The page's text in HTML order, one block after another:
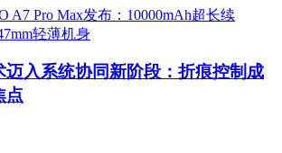
迈入系统协同新阶段：折痕控制成
点